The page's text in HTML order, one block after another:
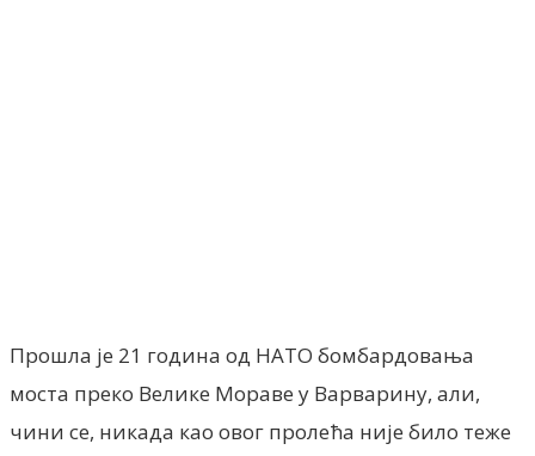
Прошла је 21 година од НАТО бомбардовања
моста преко Велике Мораве у Варварину, али,
чини се, никада као овог пролећа није било теже